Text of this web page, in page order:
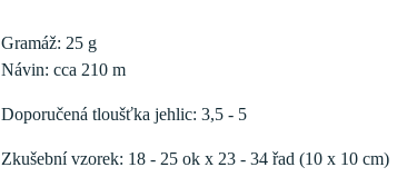
Gramáž: 25 g
Návin: cca 210 m
Doporučená tloušťka jehlic: 3,5 - 5
Zkušební vzorek: 18 - 25 ok x 23 - 34 řad (10 x 10 cm)